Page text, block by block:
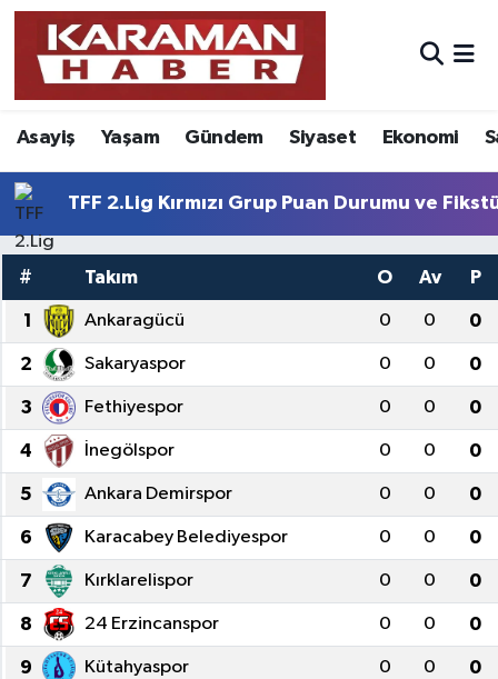
Asayiş Yaşam Gündem Siyaset Ekonomi
TFF 2.Lig Kırmızı Grup Puan Durumu ve
# Takım O Av P
1 Ankaragücü 0 0 0
2 Sakaryaspor 0 0 0
3 Fethiyespor 0 0 0
4 İnegölspor 0 0 0
5 Ankara Demirspor 0 0 0
6 Karacabey Belediyespor 0 0 0
7 Kırklarelispor 0 0 0
8 24 Erzincanspor 0 0 0
9 Kütahyaspor 0 0 0
Asayiş
Bilim - Teknoloji
Eğitim
Ekonomi
Foto Galeri
Gündem
Kültür Sanat
Sağlık
Siyaset
Spor
Vefat Edenler
Nöbetçi Eczaneler
Hava Durumu
Karaman Namaz Vakitleri
Trafik Durumu
Süper Lig Puan Durumu ve Fikstür
Tüm Manşetler
Son Dakika Haberleri
Haber Arşivi